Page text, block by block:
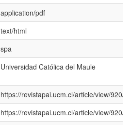
application/pdf
text/html
spa
Universidad Católica del Maule
https://revistapai.ucm.cl/article/view/920/
https://revistapai.ucm.cl/article/view/920/